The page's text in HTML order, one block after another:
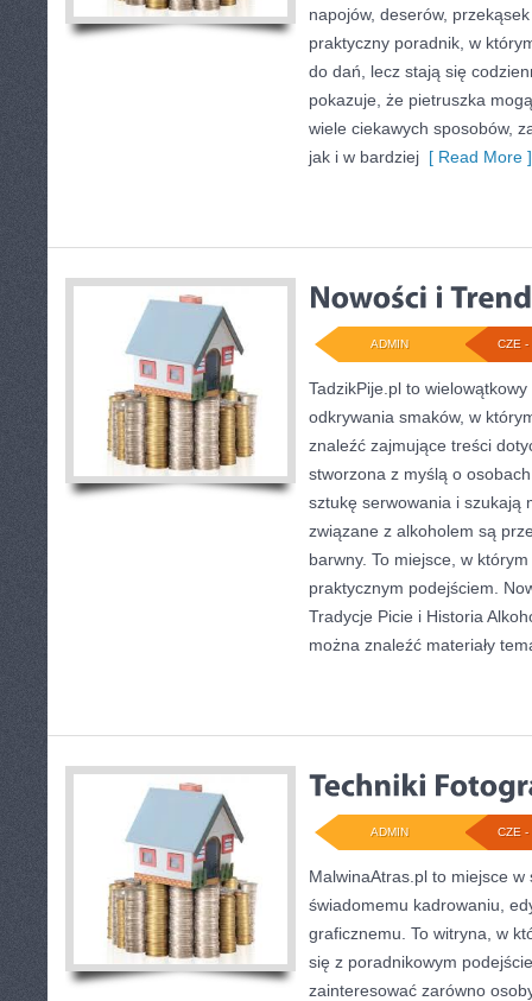
napojów, deserów,
praktyczny poradnik, w
do dań, lecz stają się
pokazuje, że pietruszka
wiele ciekawych sposobów,
jak i w bardziej [ Read More ]
CZE -
ADMIN
TadzikPije.pl to
odkrywania smaków, w
znaleźć zajmujące treści
stworzona z myślą o
sztukę serwowania i szukają
związane z alkoholem są
barwny. To miejsce, w
praktycznym podejściem.
Tradycje Picie i Historia
można znaleźć materiały
CZE -
ADMIN
MalwinaAtras.pl to miejsce w
świadomemu kadrowaniu,
graficznemu. To witryna, w
się z poradnikowym
zainteresować zarówno